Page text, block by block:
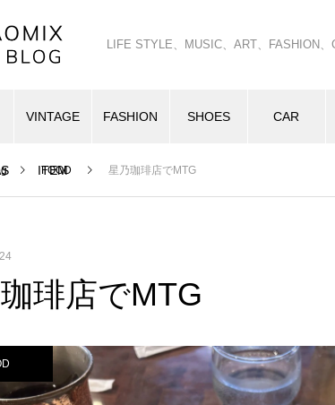
LIFE STYLE、MUSIC、ART、FASHION
VINTAGE
ITEM
FASHION SHOES CAR
FOOD 星乃珈琲店でMTG
琲店でMTG